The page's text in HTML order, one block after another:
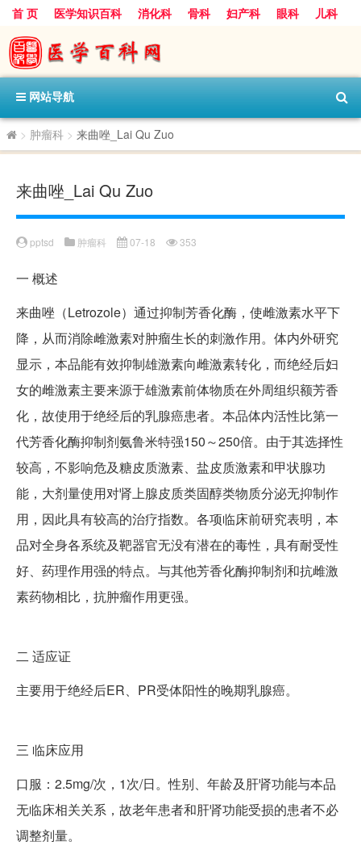
首 页 医学知识百科 消化科 骨科 妇产科 眼科
儿科
心血管病科
呼吸科 神经科
内分泌科
口腔科
网站导航
> 肿瘤科 > 来曲唑_Lai Qu Zuo
来曲唑_Lai Qu Zuo
pptsd 肿瘤科 07-18 353
一 概述
来曲唑（Letrozole）通过抑制芳香化酶，使雌激素水平下
降，从而消除雌激素对肿瘤生长的刺激作用。体内外研究
显示，本品能有效抑制雄激素向雌激素转化，而绝经后妇
女的雌激素主要来源于雄激素前体物质在外周组织额芳香
化，故使用于绝经后的乳腺癌患者。本品体内活性比第一
代芳香化酶抑制剂氨鲁米特强150～250倍。由于其选择性
较高，不影响危及糖皮质激素、盐皮质激素和甲状腺功
能，大剂量使用对肾上腺皮质类固醇类物质分泌无抑制作
用，因此具有较高的治疗指数。各项临床前研究表明，本
品对全身各系统及靶器官无没有潜在的毒性，具有耐受性
好、药理作用强的特点。与其他芳香化酶抑制剂和抗雌激
素药物相比，抗肿瘤作用更强。
二 适应证
主要用于绝经后ER、PR受体阳性的晚期乳腺癌。
三 临床应用
口服：2.5mg/次，1次/日。性别、年龄及肝肾功能与本品
无临床相关关系，故老年患者和肝肾功能受损的患者不必
调整剂量。